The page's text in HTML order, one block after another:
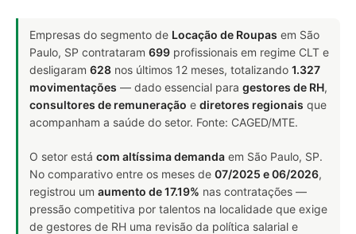
Empresas do segmento de Locação de Roupas em São
Paulo, SP contrataram 699 profissionais em regime CLT e
desligaram 628 nos últimos 12 meses, totalizando 1.327
movimentações — dado essencial para gestores de RH,
consultores de remuneração e diretores regionais que
acompanham a saúde do setor. Fonte: CAGED/MTE.
O setor está com altíssima demanda em São Paulo, SP.
No comparativo entre os meses de 07/2025 e 06/2026,
registrou um aumento de 17.19% nas contratações —
pressão competitiva por talentos na localidade que exige
de gestores de RH uma revisão da política salarial e